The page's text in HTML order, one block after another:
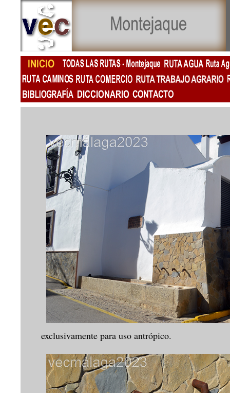
exclusivamente para uso antrópico.